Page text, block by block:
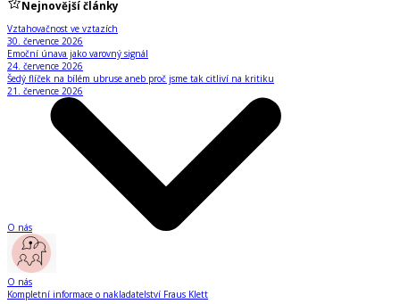
Nejnovější články
Vztahovačnost ve vztazích
30. července 2026
Emoční únava jako varovný signál
24. července 2026
Šedý flíček na bílém ubruse aneb proč jsme tak citliví na kritiku
21. července 2026
O nás
O nás
Kompletní informace o nakladatelství Fraus Klett